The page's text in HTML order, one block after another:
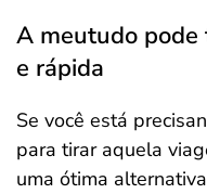
A meutudo
e rápida
Se você está
para tirar aquela
uma ótima